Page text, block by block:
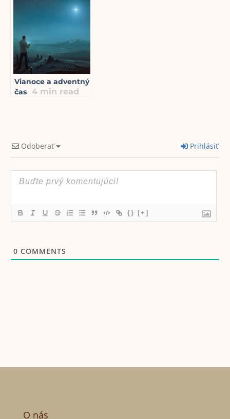
Vianoce a adventný
čas 4min read
Odoberať Prihlásiť
{} [+]
0 COMMENTS
O nás